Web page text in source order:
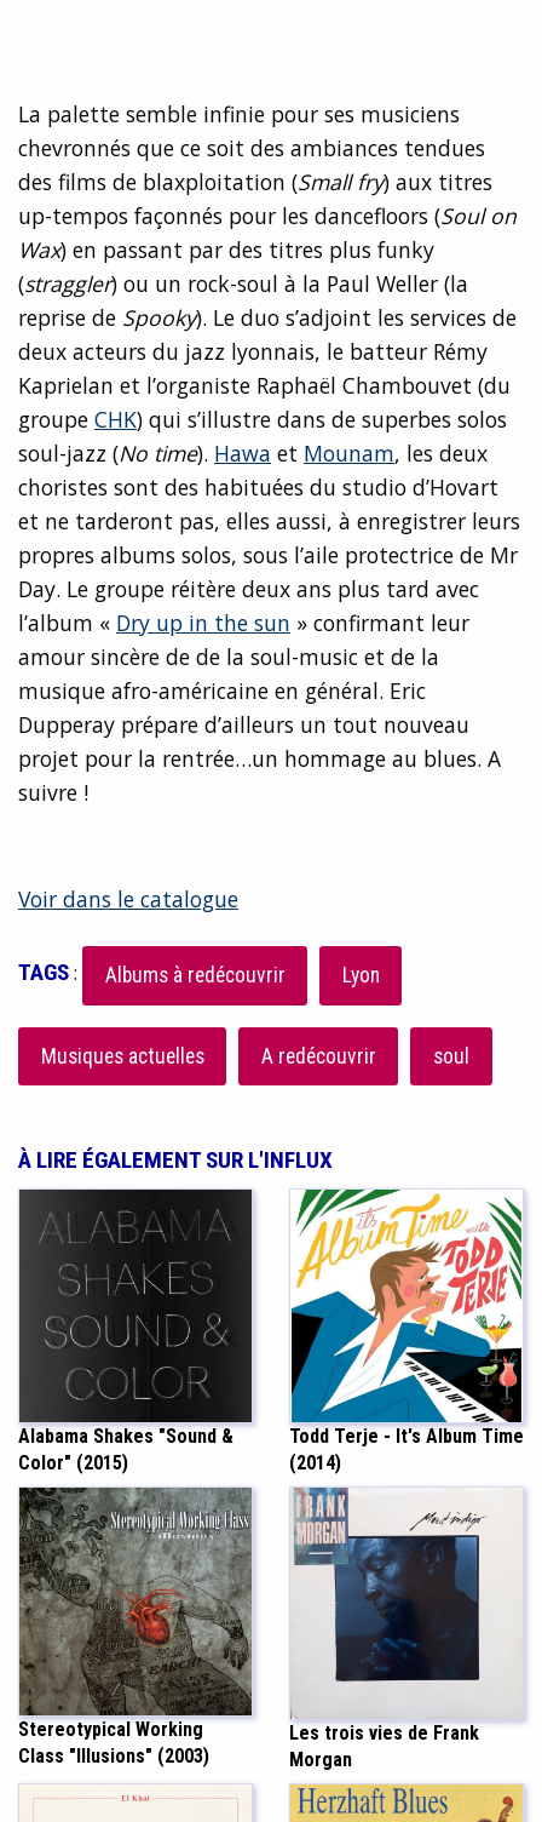
La palette semble infinie pour ses musiciens
chevronnés que ce soit des ambiances tendues
des films de blaxploitation (Small fry) aux titres
up-tempos façonnés pour les dancefloors (Soul on
Wax) en passant par des titres plus funky
(straggler) ou un rock-soul à la Paul Weller (la
reprise de Spooky). Le duo s’adjoint les services de
deux acteurs du jazz lyonnais, le batteur Rémy
Kaprielan et l’organiste Raphaël Chambouvet (du
groupe CHK) qui s’illustre dans de superbes solos
soul-jazz (No time). Hawa et Mounam, les deux
choristes sont des habituées du studio d’Hovart
et ne tarderont pas, elles aussi, à enregistrer leurs
propres albums solos, sous l’aile protectrice de Mr
Day. Le groupe réitère deux ans plus tard avec
l’album « Dry up in the sun » confirmant leur
amour sincère de de la soul-music et de la
musique afro-américaine en général. Eric
Dupperay prépare d’ailleurs un tout nouveau
projet pour la rentrée…un hommage au blues. A
suivre !
Voir dans le catalogue
TAGS: Albums à redécouvrir Lyon
Musiques actuelles A redécouvrir soul
À LIRE ÉGALEMENT SUR L'INFLUX
Alabama Shakes "Sound &
Color" (2015)
Todd Terje - It's Album Time
(2014)
Stereotypical Working
Class "Illusions" (2003)
Les trois vies de Frank
Morgan